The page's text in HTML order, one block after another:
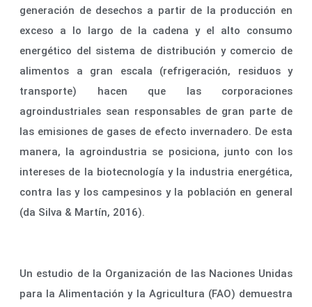
generación de desechos a partir de la producción en
exceso a lo largo de la cadena y el alto consumo
energético del sistema de distribución y comercio de
alimentos a gran escala (refrigeración, residuos y
transporte) hacen que las corporaciones
agroindustriales sean responsables de gran parte de
las emisiones de gases de efecto invernadero. De esta
manera, la agroindustria se posiciona, junto con los
intereses de la biotecnología y la industria energética,
contra las y los campesinos y la población en general
(da Silva & Martín, 2016).
Un estudio de la Organización de las Naciones Unidas
para la Alimentación y la Agricultura (FAO) demuestra